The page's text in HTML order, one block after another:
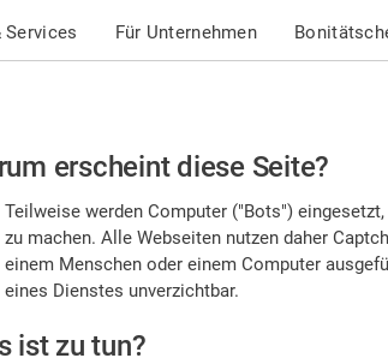
Services Für Unternehmen
erscheint diese Seite?
Teilweise werden Computer ("Bots")
zu machen. Alle Webseiten nutzen daher
einem Menschen oder einem Computer
eines Dienstes unverzichtbar.
ist zu tun?